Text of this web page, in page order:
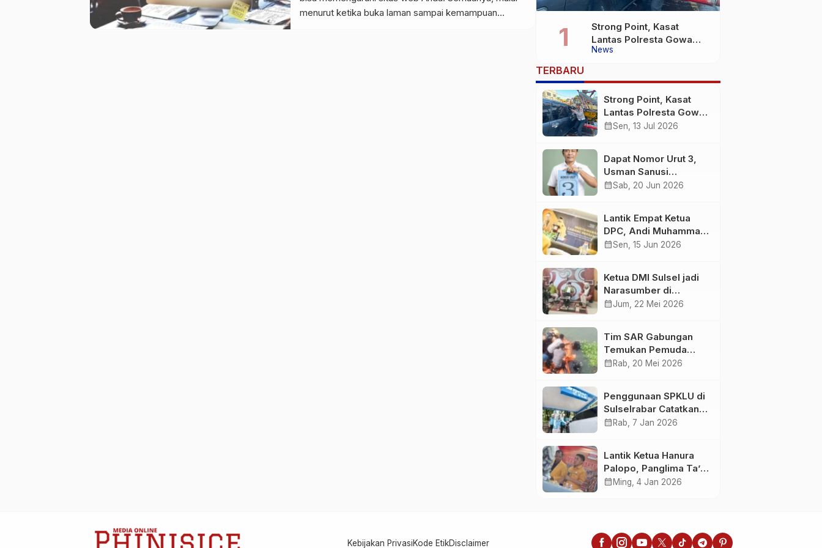
menurut ketika buka laman sampai kemampuan
News
Strong Point, Kasat
Lantas Polresta Gowa
Sigap Bantu Korban
TERBARU
Strong Point, Kasat
Lantas Polresta Gowa
Sigap Bantu Korban
calendar_monthSen, 13 Jul 2026
Dapat Nomor Urut 3,
Usman Sanusi
Komitmen Jadikan
calendar_monthSab, 20 Jun 2026
Lantik Empat Ketua
DPC, Andi Muhammad
: Harus Bermental
calendar_monthSen, 15 Jun 2026
Ketua DMI Sulsel jadi
Narasumber di
Kompas Tv
calendar_monthJum, 22 Mei 2026
Tim SAR Gabungan
Temukan Pemuda
Loncat ke Sungai
calendar_month Rab, 20 Mei 2026
Penggunaan SPKLU di
Sulselrabar Catatkan
Kenaikan Tiga Kali
calendar_month Rab, 7 Jan 2026
Lantik Ketua Hanura
Palopo, Panglima Ta’ :
Jabatan adalah
calendar_month Ming, 4 Jan 2026
Kebijakan PrivasiKode EtikDisclaimer